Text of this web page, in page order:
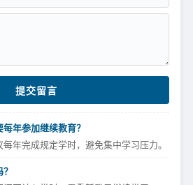
提交留言
年参加继续教育？
年完成规定学时，避免集中学习压力。